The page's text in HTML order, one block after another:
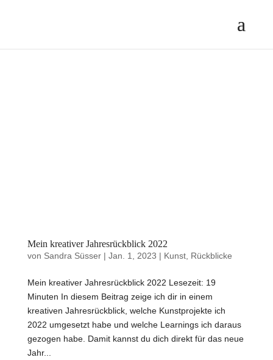
Mein kreativer Jahresrückblick 2022
von Sandra Süsser| Jan. 1, 2023 | Kunst, Rückblicke
Mein kreativer Jahresrückblick 2022 Lesezeit: 19
Minuten In diesem Beitrag zeige ich dir in einem
kreativen Jahresrückblick, welche Kunstprojekte ich
2022 umgesetzt habe und welche Learnings ich daraus
gezogen habe. Damit kannst du dich direkt für das neue
Jahr...